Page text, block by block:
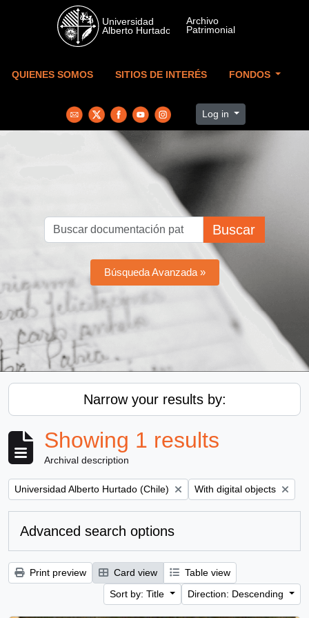
Skip to main content
QUIENES SOMOS SITIOS DE INTERÉS FONDOS
Log in
Buscar
Búsqueda Avanzada »
Narrow your results by:
Showing 1 results
Archival description
Remove filter:
Universidad Alberto Hurtado (Chile) Remove filter:
With digital objects
Advanced search options
Print preview Card view
Table view
Sort by: Title
Direction: Descending